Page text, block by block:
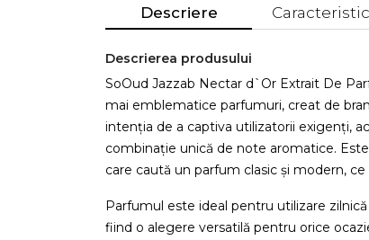
Descriere
Descrierea produsului
SoOud Jazzab Nectar d`Or Extrait De
mai emblematice parfumuri, creat de
intenția de a captiva utilizatorii exigenți,
combinație unică de note aromatice.
care caută un parfum clasic și modern,
Parfumul este ideal pentru utilizare
fiind o alegere versatilă pentru orice